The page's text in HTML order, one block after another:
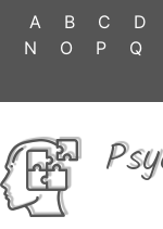
A B C D
N
O P Q